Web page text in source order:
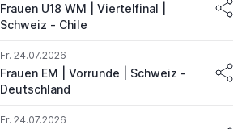
Frauen U18 WM | Viertelfinal |
Schweiz - Chile
Fr. 24.07.2026
Frauen EM | Vorrunde | Schweiz -
Deutschland
Fr. 24.07.2026